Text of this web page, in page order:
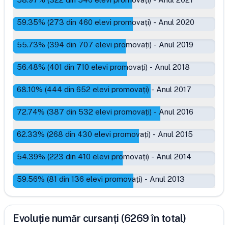
59.35% (273 din 460 elevi promovați) - Anul 2020
55.73% (394 din 707 elevi promovați) - Anul 2019
56.48% (401 din 710 elevi promovați) - Anul 2018
68.10% (444 din 652 elevi promovați) - Anul 2017
72.74% (387 din 532 elevi promovați) - Anul 2016
62.33% (268 din 430 elevi promovați) - Anul 2015
54.39% (223 din 410 elevi promovați) - Anul 2014
59.56% (81 din 136 elevi promovați) - Anul 2013
Evoluție număr cursanți (6269 în total)